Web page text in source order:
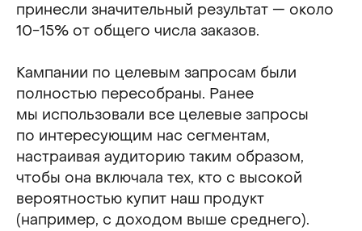
принесли значительный результат — около
10−15% от общего числа заказов.
Кампании по целевым запросам были
полностью пересобраны. Ранее
мы использовали все целевые запросы
по интересующим нас сегментам,
настраивая аудиторию таким образом,
чтобы она включала тех, кто с высокой
вероятностью купит наш продукт
(например, с доходом выше среднего).